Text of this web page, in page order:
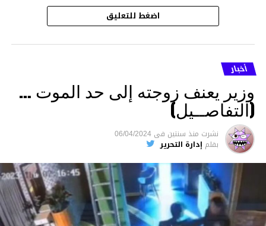
اضغط للتعليق
أخبار
وزير يعنف زوجته إلى حد الموت …
(التفاصــيل)
نشرت منذ سنتين فى 06/04/2024
بقلم إدارة التحرير